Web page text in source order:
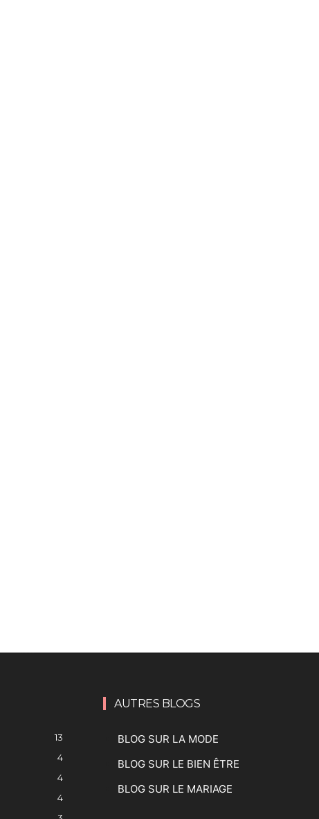
13
4
4
4
AUTRES BLOGS
BLOG SUR LA MODE
BLOG SUR LE BIEN ÊTRE
BLOG SUR LE MARIAGE